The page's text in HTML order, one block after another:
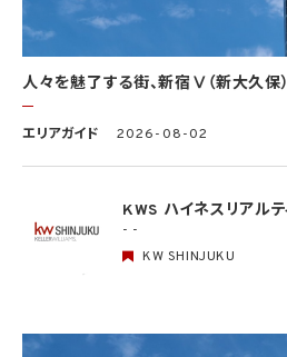
(4) 国の機関もしくは地方公共団体又はその委託
行することに対して協力する必要がある場合であっ
事務の遂行に支障を及ぼすおそれがあるとき
個人データを学術研究目的で取り扱う必要があると
ある場合を除きます。）。
4.2 当社は、違法又は不当な行為を助長し、又は誘
5. 個人情報の適正な取得
5.1 当社は、適正に個人情報を取得し、偽りその他不
(1) 第4.1項第1号から第4号までのいずれかに該当す
(2) 学術研究機関等から要配慮個人情報を取得す
人々を魅了する街、新宿Ⅴ（新大久保）
エリアガイド 2026-08-02
KWS ハイネスリアル
- -
KW SHINJUKU